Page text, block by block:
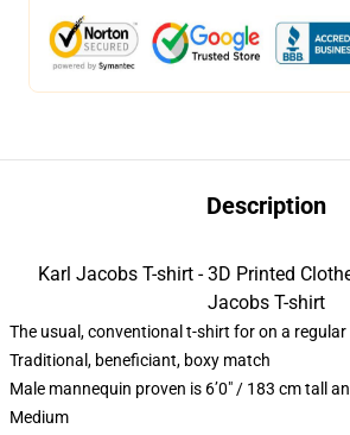
Description
Karl Jacobs T-shirt - 3D Printed
Jacobs T-shirt
The usual, conventional t-shirt for on a
Traditional, beneficiant, boxy match
Male mannequin proven is 6’0″ / 183 cm tall
Medium